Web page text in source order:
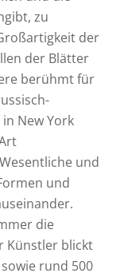
zu
der
der Blätter
berühmt für
New York
und
und
die
Künstler blickt
rund 500